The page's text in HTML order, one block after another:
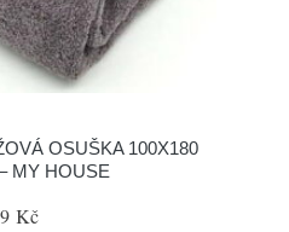
OSUŠKA 100X180
MY HOUSE
Kč